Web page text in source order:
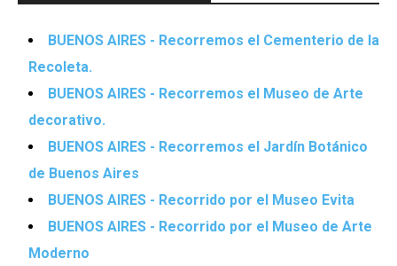
BUENOS AIRES - Recorremos el Cementerio de la
Recoleta.
BUENOS AIRES - Recorremos el Museo de Arte
decorativo.
BUENOS AIRES - Recorremos el Jardín Botánico
de Buenos Aires
BUENOS AIRES - Recorrido por el Museo Evita
BUENOS AIRES - Recorrido por el Museo de Arte
Moderno